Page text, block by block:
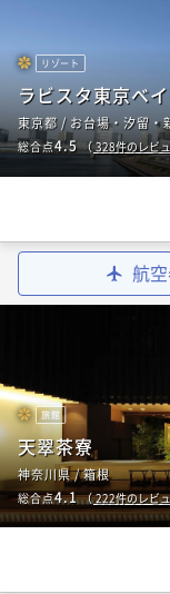
リゾート
ラビスタ東京ベ
東京都 / お台場・汐留・
総合点4.5（328件のレビ
航
旅館
天翠茶寮
神奈川県 / 箱根
総合点4.1（222件のレビ